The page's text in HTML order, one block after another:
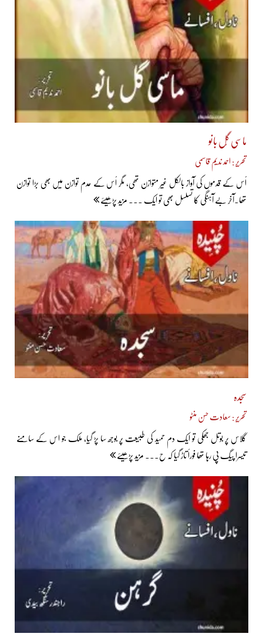
ماسی گُل بانو
تحریر : احمد ندیم قاسمی
اُس کے قدموں کی آواز بالکل غیر متوازن تھی، مگر اُس کے عدم توازن میں بھی بڑا توازن
تھا۔آخر بے آہنگی کا تسلسل بھی تو ایک ... مزید پڑھیئے
سجدہ
تحریر : سعادت حسن منٹو
گلاس پر بوتل جھکی تو ایک دم حمید کی طبیعت پر بوجھ سا پڑ گیا، ملک جو اس کے سامنے
تیسرا پیگ پی رہا تھا فوراً تاڑ گیا کہ ح... مزید پڑھیئے